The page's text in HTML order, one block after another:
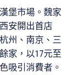
堡市場。魏家
安開出首店
州、南京、三
家，以17元至
吸引消費者。